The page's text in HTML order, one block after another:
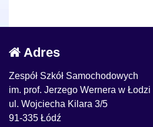
Adres
Zespół Szkół Samochodowych
im. prof. Jerzego Wernera w Łodzi
ul. Wojciecha Kilara 3/5
91-335 Łódź